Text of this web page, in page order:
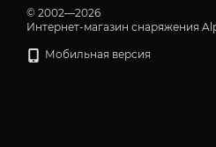
© 2002—2026
Интернет-магазин снаряжения
Мобильная версия